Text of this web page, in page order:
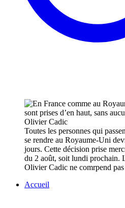
Toutes les personnes qui
se rendre au Royaume-Uni
jours. Cette décision prise
du 2 août, soit lundi prochain.
Olivier Cadic ne comrpend
Accueil